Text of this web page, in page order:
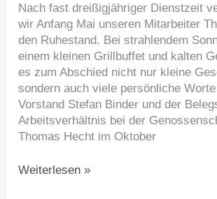
Nach fast dreißigjähriger Dienstzeit
wir Anfang Mai unseren Mitarbeiter
den Ruhestand. Bei strahlendem
einem kleinen Grillbuffet und kalten
es zum Abschied nicht nur kleine
sondern auch viele persönliche
Vorstand Stefan Binder und der
Arbeitsverhältnis bei der
Thomas Hecht im Oktober
Weiterlesen »